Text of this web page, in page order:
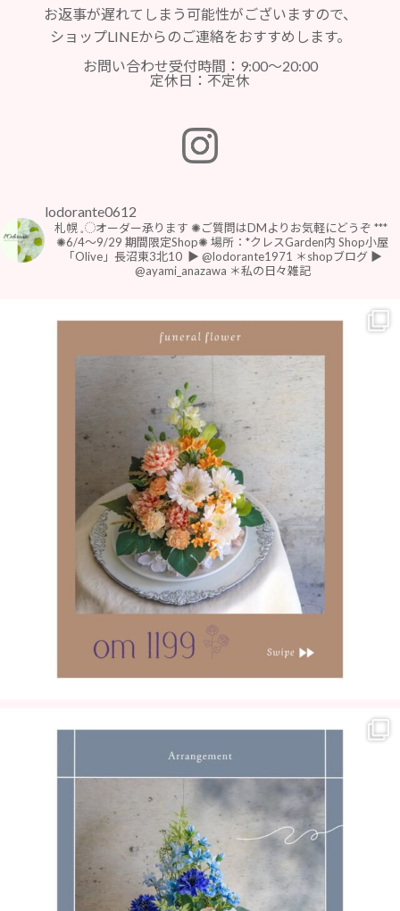
お返事が遅れてしまう可能性がございますので、
ショップLINEからのご連絡をおすすめします。
お問い合わせ受付時間：9:00～20:00
定休日：不定休
lodorante0612
札幌 𓈒◌オーダー承ります ✺ご質問はDMよりお気軽にどうぞ ***
⁡✺6/4〜9/29 期間限定Shop✺ 場所：*クレスGarden内 Shop小屋
「Olive」長沼東3北10⁡ ▶︎ @lodorante1971 ＊shopブログ ▶︎
@ayami_anazawa ＊私の日々雑記